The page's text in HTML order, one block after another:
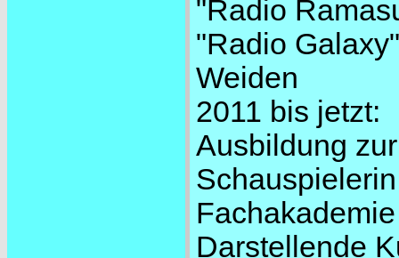
"Radio
"Radio
Weiden
2011 bis jetzt:
Ausbildung zur
Darstellende